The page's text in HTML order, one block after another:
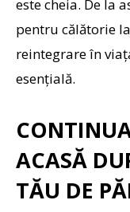
este cheia. De la
pentru călătorie
reintegrare în
esențială.
ACASĂ
TĂU DE